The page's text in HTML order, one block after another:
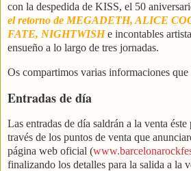
con la despedida de KISS, el 50
el retorno de MEGADETH, ALICE
FATE, NIGHTWISHe incontables
ensueño a lo largo de tres jornadas.
Os compartimos varias informaciones que
Entradas de día
Las entradas de día saldrán a la venta
través de los puntos de venta que
página web oficial (
finalizando los detalles para la salida a la